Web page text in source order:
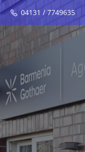
04131 / 7749635